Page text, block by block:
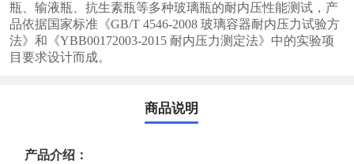
瓶、输液瓶、抗生素瓶等多种玻璃瓶的耐内压性能测试，产
品依据国家标准《GB/T 4546-2008 玻璃容器耐内压力试验方
法》和《YBB00172003-2015 耐内压力测定法》中的实验项
目要求设计而成。
商品说明
产品介绍：